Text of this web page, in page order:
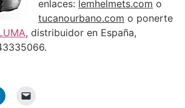
enlaces: lemhelmets.com o
tucanourbano.com o ponerte
, distribuidor en España,